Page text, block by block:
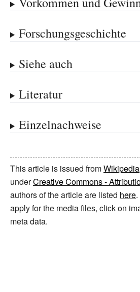
Forschungsgeschichte
Siehe auch
Literatur
Einzelnachweise
This article is issued fromWikipedia
underCreative Commons -
authors of the article are listed here
apply for the media files, click on
meta data.